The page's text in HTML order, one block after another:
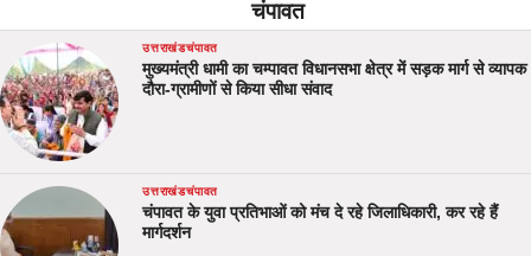
चंपावत
उत्तराखंडचंपावत
मुख्यमंत्री धामी का चम्पावत विधानसभा क्षेत्र में सड़क मार्ग से व्यापक
दौरा-ग्रामीणों से किया सीधा संवाद
उत्तराखंडचंपावत
चंपावत के युवा प्रतिभाओं को मंच दे रहे जिलाधिकारी, कर रहे हैं
मार्गदर्शन